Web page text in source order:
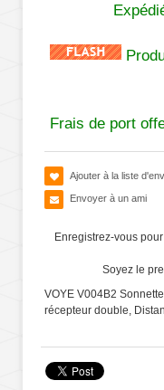
Frais de port
Ajouter à la liste
Envoyer à un ami
Enregistrez-vous
Soyez le
VOYE V004B2
récepteur double,